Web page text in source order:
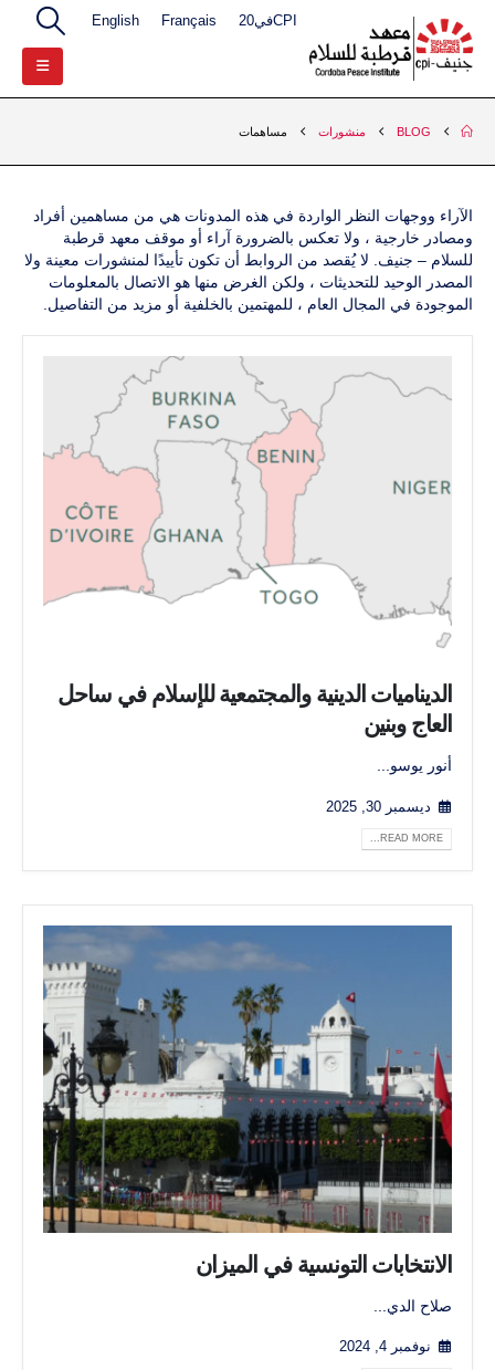
CPIفي20 Français
English
BLOG منشورات مساهمات
الآراء ووجهات النظر الواردة في هذه المدونات هي من مساهمين أفراد
ومصادر خارجية ، ولا تعكس بالضرورة آراء أو موقف معهد قرطبة
للسلام – جنيف. لا يُقصد من الروابط أن تكون تأييدًا لمنشورات معينة ولا
المصدر الوحيد للتحديثات ، ولكن الغرض منها هو الاتصال بالمعلومات
الموجودة في المجال العام ، للمهتمين بالخلفية أو مزيد من التفاصيل.
الديناميات الدينية والمجتمعية للإسلام في ساحل
العاج وبنين
أنور يوسو...
ديسمبر 30, 2025
READ MORE...
الانتخابات التونسية في الميزان
صلاح الدي...
نوفمبر 4, 2024